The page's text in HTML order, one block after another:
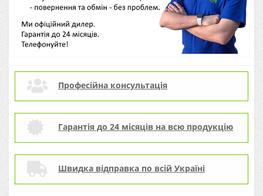
Професійна консультація
Гарантія до 24 місяців на всю продукцію
Швидка відправка по всій Україні